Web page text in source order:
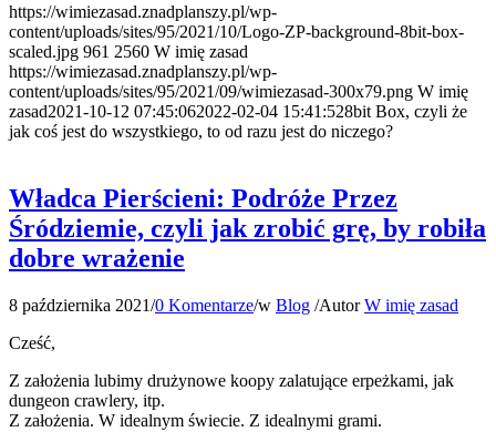
https://wimiezasad.znadplanszy.pl/wp-
content/uploads/sites/95/2021/10/Logo-ZP-background-8bit-box-
scaled.jpg 961 2560 W imię zasad
https://wimiezasad.znadplanszy.pl/wp-
content/uploads/sites/95/2021/09/wimiezasad-300x79.png W imię
zasad2021-10-12 07:45:062022-02-04 15:41:528bit Box, czyli że
jak coś jest do wszystkiego, to od razu jest do niczego?
Władca Pierścieni: Podróże Przez
Śródziemie, czyli jak zrobić grę, by robiła
dobre wrażenie
8 października 2021/0 Komentarze/w Blog /AutorW imię zasad
Cześć,
Z założenia lubimy drużynowe koopy zalatujące erpeżkami, jak
dungeon crawlery, itp.
Z założenia. W idealnym świecie. Z idealnymi grami.